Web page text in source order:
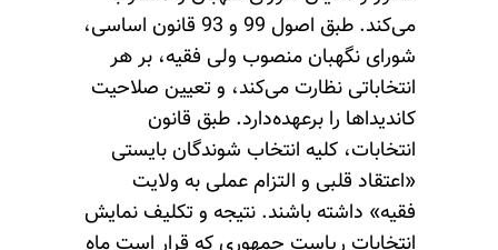
می‌کند. طبق اصول 99 و 93 قانون اساسی،
شورای نگهبان منصوب ولی فقیه، بر هر
انتخاباتی نظارت می‌کند، و تعیین صلاحیت
کاندیداها را برعهده‌دارد. طبق قانون
انتخابات، کلیه انتخاب شوندگان بایستی
«اعتقاد قلبی و التزام عملی به ولایت
فقیه» داشته باشند. نتیجه و تکلیف نمایش